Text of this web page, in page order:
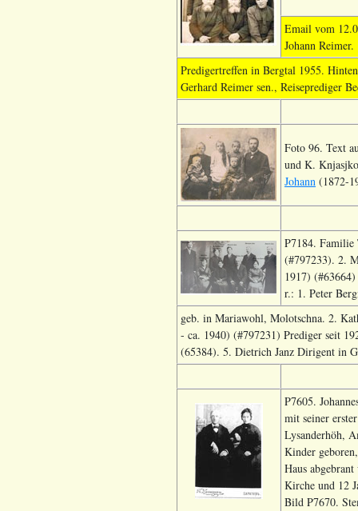
Email vom
Johann Reimer.
Predigertreffen in Bergtal 1955.
Gerhard Reimer sen., Reiseprediger
Foto 96. Text
und K.
Johann (1872-
P7184. Familie
(#797233). 2.
1917)
r.: 1. Peter
geb. in Mariawohl, Molotschna. 2.
- ca. 1940) (#797231) Prediger seit
(65384). 5. Dietrich Janz Dirigent in
P7605.
mit seiner
Lysanderhöh,
Kinder
Haus
Kirche und 12
Bild P7670.